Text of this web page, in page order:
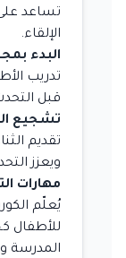
تساعد
الإلقاء.
البدء
تدريب
قبل
تشجيع
تقديم
ويعزز
مهارات
يُعلّم
للأطفال
المدرسة